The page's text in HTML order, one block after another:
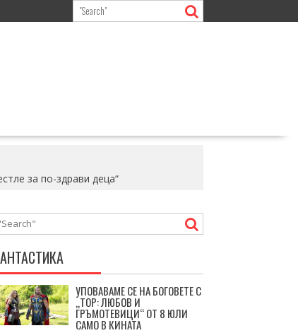
за по-здрави деца“
УПОВАВАМЕ СЕ НА БОГОВЕТЕ С
„ТОР: ЛЮБОВ И
ГРЪМОТЕВИЦИ“ ОТ 8 ЮЛИ
САМО В КИНАТА